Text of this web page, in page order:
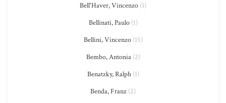
Bell'Haver, Vincenzo (1)
Bellinati, Paulo(1)
Bellini, Vincenzo(15)
Bembo, Antonia(2)
Benatzky, Ralph(1)
Benda, Franz (2)